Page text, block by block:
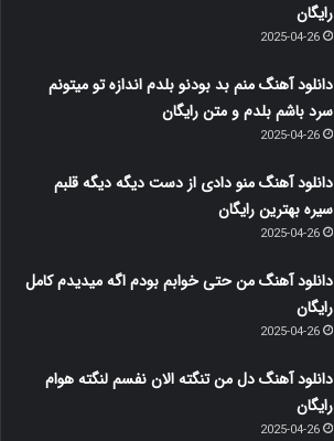
رایگان
2025-04-26
دانلود آهنگ منم بد بودنو بلدم اندازه تو میتونم
سرد باشم بلدم و متن رایگان
2025-04-26
دانلود آهنگ منو دادی از دست دیگه دیگه قلبم
سیره بهترین رایگان
2025-04-26
دانلود آهنگ من حتی خوابم بودم اگه میدیدم کامل
رایگان
2025-04-26
دانلود آهنگ دل من تنگته الان نفسم لنگته هوام
رایگان
2025-04-26